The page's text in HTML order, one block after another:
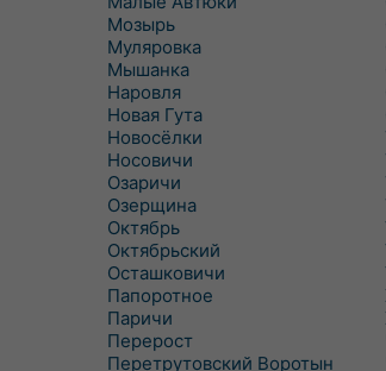
Мозырь
Муляровка
Мышанка
Наровля
Новая Гута
Новосёлки
Носовичи
Озаричи
Озерщина
Октябрь
Октябрьский
Осташковичи
Папоротное
Паричи
Перерост
Перетрутовский Воротын